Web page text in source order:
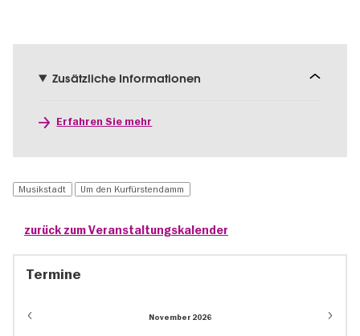
Zusätzliche Informationen
Erfahren Sie mehr
Musikstadt Um den Kurfürstendamm
zurück zum Veranstaltungskalender
Termine
November 2026